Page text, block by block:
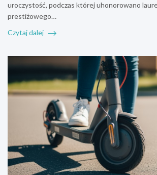
uroczystość, podczas której uhonorowano
prestiżowego…
Czytaj dalej